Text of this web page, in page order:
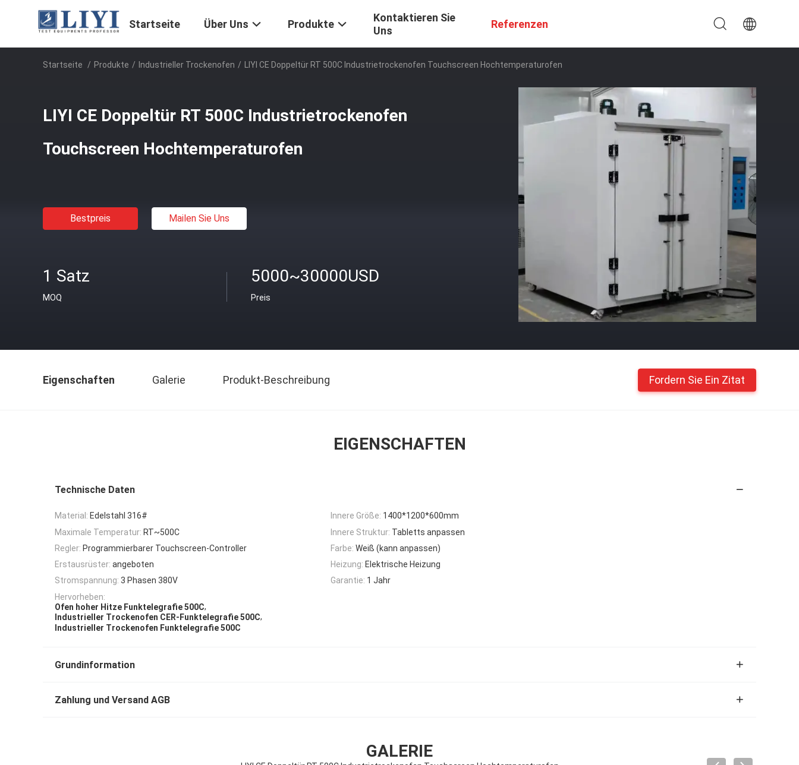
Startseite Über Uns Produkte
Kontaktieren Sie
Uns
Referenzen
Startseite / Produkte / Industrieller Trockenofen / LIYI CE Doppeltür RT 500C Industrietrockenofen Touchscreen Hochtemperaturofen
LIYI CE Doppeltür RT 500C Industrietrockenofen
Touchscreen Hochtemperaturofen
Bestpreis Mailen Sie Uns
1 Satz
MOQ
5000~30000USD
Preis
Eigenschaften Galerie Produkt-Beschreibung Fordern Sie Ein Zitat
EIGENSCHAFTEN
Technische Daten
Material: Edelstahl 316# Innere Größe: 1400*1200*600mm
Maximale Temperatur: RT~500C Innere Struktur: Tabletts anpassen
Regler: Programmierbarer Touchscreen-Controller Farbe: Weiß (kann anpassen)
Erstausrüster: angeboten Heizung: Elektrische Heizung
Stromspannung: 3 Phasen 380V Garantie: 1 Jahr
Hervorheben:
Ofen hoher Hitze Funktelegrafie 500C,
Industrieller Trockenofen CER-Funktelegrafie 500C,
Industrieller Trockenofen Funktelegrafie 500C
Grundinformation
Zahlung und Versand AGB
GALERIE